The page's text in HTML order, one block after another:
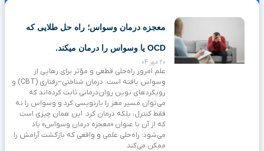
معجزه درمان وسواس؛ راه حل طلایی که
OCD یا وسواس را درمان میکند.
20 مهر 04
علم امروز راه‌حلی قطعی و مؤثر برای رهایی از
وسواس یافته است. درمان شناختی‌–رفتاری (CBT) و
رویکردهای نوین روان‌درمانی ثابت کرده‌اند که
می‌توان مسیر مغز را بازنویسی کرد و وسواس را نه
فقط کنترل، بلکه درمان کرد. این همان چیزی است
که از آن با عنوان «معجزه درمان وسواس» یاد
می‌شود؛ راه‌حلی علمی و واقعی که بازگشت آرامش را
ممکن می‌کند.